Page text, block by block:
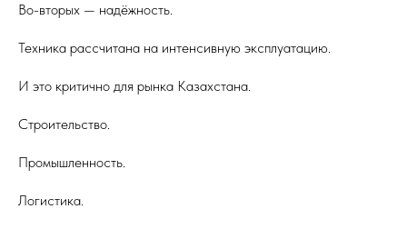
Во-вторых — надёжность.
Техника рассчитана на интенсивную эксплуатацию.
И это критично для рынка Казахстана.
Строительство.
Промышленность.
Логистика.